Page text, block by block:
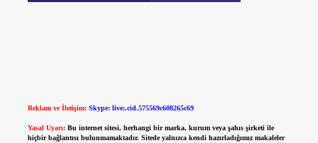
Reklam ve İletişim: Skype: live:.cid.575569c608265c69
Yasal Uyarı: Bu internet sitesi, herhangi bir marka, kurum veya şahıs şirketi ile
hiçbir bağlantısı bulunmamaktadır. Sitede yalnızca kendi hazırladığımız makaleler